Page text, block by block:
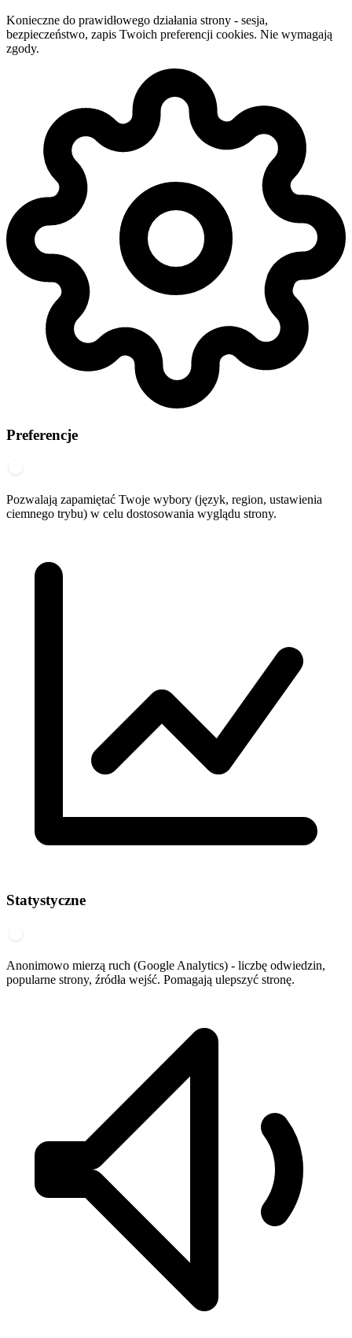
Konieczne do prawidłowego działania strony - sesja,
bezpieczeństwo, zapis Twoich preferencji cookies. Nie wymagają
zgody.
Preferencje
Pozwalają zapamiętać Twoje wybory (język, region, ustawienia
ciemnego trybu) w celu dostosowania wyglądu strony.
Statystyczne
Anonimowo mierzą ruch (Google Analytics) - liczbę odwiedzin,
popularne strony, źródła wejść. Pomagają ulepszyć stronę.